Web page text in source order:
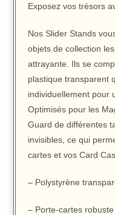
Exposez vos trésors
Nos Slider Stands
objets de collection
attrayante. Ils se
plastique transparent
individuellement pour
Optimisés pour les
Guard de différentes
invisibles, ce qui
cartes et vos Card
– Polystyrène
– Porte-cartes